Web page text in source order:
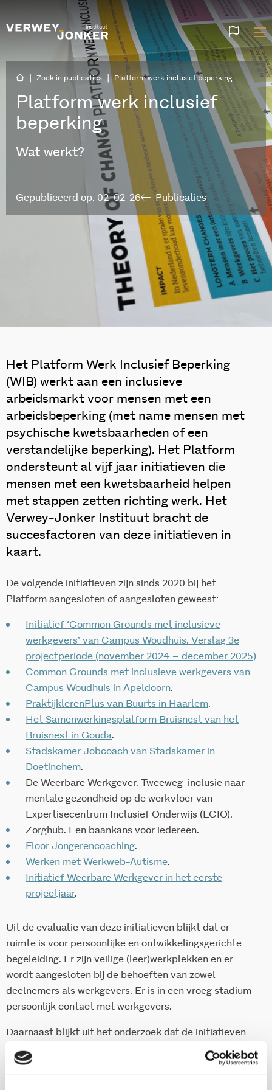
talen
Zoek in publicaties Platform werk inclusief beperking
Platform werk inclusief
beperking
Wat werkt?
Publicaties
Gepubliceerd op: 02-02-26
Het Platform Werk Inclusief Beperking
(WIB) werkt aan een inclusieve
arbeidsmarkt voor mensen met een
arbeidsbeperking (met name mensen met
psychische kwetsbaarheden of een
verstandelijke beperking). Het Platform
ondersteunt al vijf jaar initiatieven die
mensen met een kwetsbaarheid helpen
met stappen zetten richting werk. Het
Verwey-Jonker Instituut bracht de
succesfactoren van deze initiatieven in
kaart.
De volgende initiatieven zijn sinds 2020 bij het
Platform aangesloten of aangesloten geweest:
Initiatief ‘Common Grounds met inclusieve
werkgevers’ van Campus Woudhuis. Verslag 3e
projectperiode (november 2024 – december 2025)
Common Grounds met inclusieve werkgevers van
Campus Woudhuis in Apeldoorn.
PraktijklerenPlus van Buurts in Haarlem.
Het Samenwerkingsplatform Bruisnest van het
Bruisnest in Gouda.
Stadskamer Jobcoach van Stadskamer in
Doetinchem.
De Weerbare Werkgever. Tweeweg-inclusie naar
mentale gezondheid op de werkvloer van
Expertisecentrum Inclusief Onderwijs (ECIO).
Zorghub. Een baankans voor iedereen.
Floor Jongerencoaching.
Werken met Werkweb-Autisme.
Initiatief Weerbare Werkgever in het eerste
projectjaar.
Uit de evaluatie van deze initiatieven blijkt dat er
ruimte is voor persoonlijke en ontwikkelingsgerichte
begeleiding. Er zijn veilige (leer)werkplekken en er
wordt aangesloten bij de behoeften van zowel
deelnemers als werkgevers. Er is in een vroeg stadium
persoonlijk contact met werkgevers.
Daarnaast blijkt uit het onderzoek dat de initiatieven
deelnemers, werkgevers, gemeenten, UWV en andere